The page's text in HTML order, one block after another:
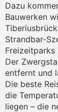
Dazu
Bauwerken
Strandbar-
Freizeitparks
Der
entfernt und
Die beste
die
liegen – die